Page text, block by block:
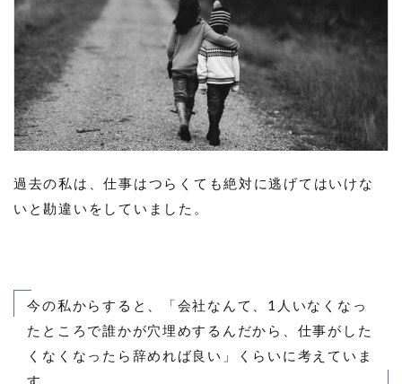
過去の私は、仕事はつらくても絶対に逃げてはいけな
いと勘違いをしていました。
今の私からすると、「会社なんて、1人いなくなっ
たところで誰かが穴埋めするんだから、仕事がした
くなくなったら辞めれば良い」くらいに考えていま